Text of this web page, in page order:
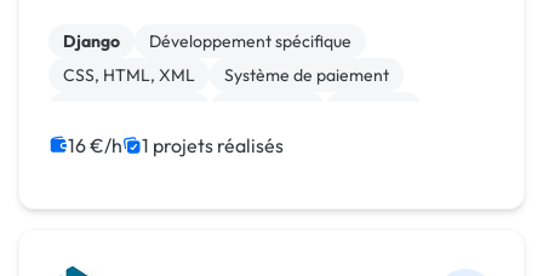
Django
Développement spécifique
CSS, HTML, XML
Système de paiement
React
Python PHP
16 €/h 1 projets réalisés